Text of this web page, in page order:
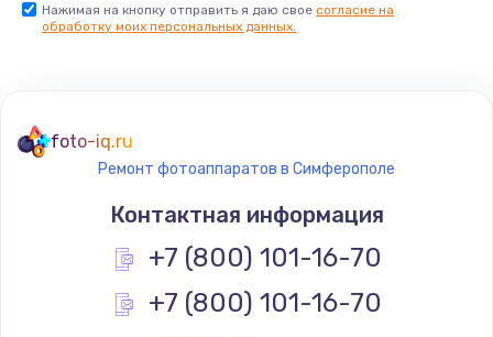
Нажимая на кнопку отправить я даю свое согласие на
обработку моих персональных данных.
foto-iq.ru
Ремонт фотоаппаратов в Симферополе
Контактная информация
+7 (800) 101-16-70
+7 (800) 101-16-70